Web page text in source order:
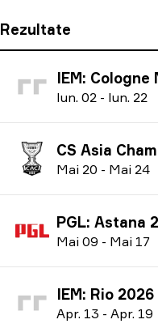
Rezultate
IEM: Cologne
Iun. 02 - Iun. 22
CS Asia
Mai 20 - Mai 24
PGL: Astana
Mai 09 - Mai 17
IEM: Rio 2026
Apr. 13 - Apr. 19